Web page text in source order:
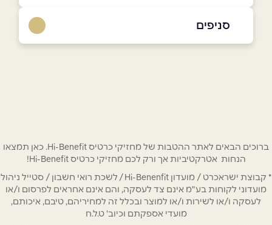
באתר בפייסבוק באינסטגרם
טלפון*
אימייל *
סניפים
ברוכים הבאים לאתר ההטבות של מחזיקי כרטיס Hi-Benefit. כאן תמצאו
הנחות אטרקטיביות אך ורק לכם מחזיקי כרטיס Hi-Benefit!
* קבוצת ישראכרט / מועדון Hi-Benenfit / לשכת רואי חשבון / סטייל ניהול
מועדוני לקוחות בע"מ אינם צד לעסקה, והם אינם אחראים לפרסום ו/או
לעסקה ו/או לשירות ו/או למוצר ובכלל זה למחיריהם, טיבם, איכותם,
מועדי אספקתם וכיוב' ט.ל.ח